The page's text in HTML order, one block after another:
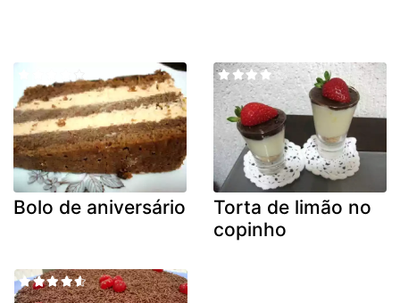
Bolo de aniversário
Torta de limão no
copinho